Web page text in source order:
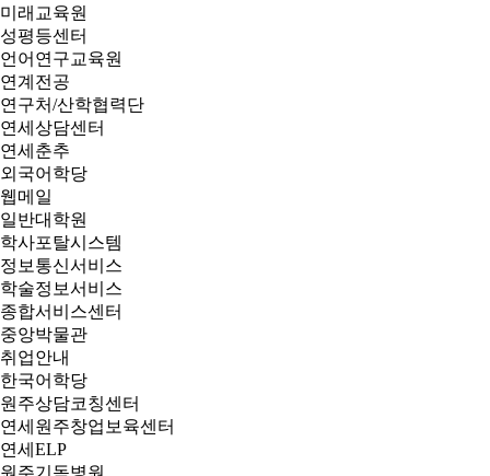
미래교육원
성평등센터
언어연구교육원
연계전공
연구처/산학협력단
연세상담센터
연세춘추
외국어학당
웹메일
일반대학원
학사포탈시스템
정보통신서비스
학술정보서비스
종합서비스센터
중앙박물관
취업안내
한국어학당
원주상담코칭센터
연세원주창업보육센터
연세ELP
원주기독병원